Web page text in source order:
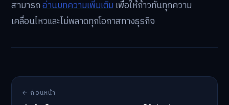
สามารถอ่านบทความเพิ่มเติมเพื่อให้ก้าวทันทุกความ
เคลื่อนไหวและไม่พลาดทุกโอกาสทางธุรกิจ
← ก่อนหน้า